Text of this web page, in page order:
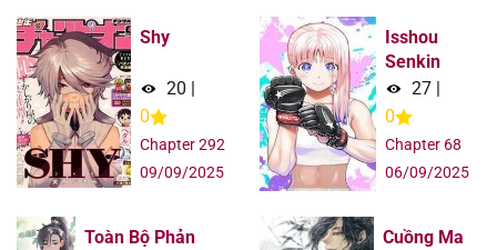
Shy
20
0
Chapter 292
09/09/2025
Isshou
Senkin
27
0
Chapter 68
06/09/2025
Toàn Bộ Phản
Cuồng Ma